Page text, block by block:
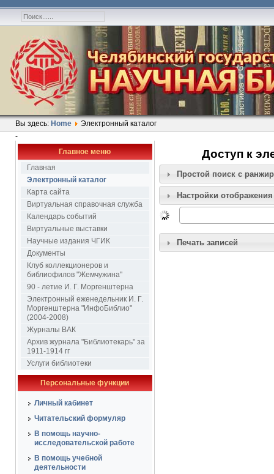
Вы здесь: Home
Электронный каталог
-
Главное меню
Главная
Электронный каталог
Карта сайта
Виртуальная справочная служба
Календарь событий
Виртуальные выставки
Научные издания ЧГИК
Документы
Клуб коллекционеров и
библиофилов "Жемчужина"
90 - летие И. Г. Моргенштерна
Электронный еженедельник И. Г.
Моргенштерна "ИнфоБиблио"
(2004-2008)
Журналы ВАК
Архив журнала "Библиотекарь" за
1911-1914 гг
Услуги библиотеки
Персональные функции
Личный кабинет
Читательский формуляр
В помощь научно-
исследовательской работе
В помощь учебной
деятельности
Доступ к
Простой поиск c
Настройки отображения
Печать записей